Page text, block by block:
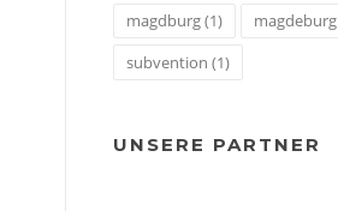
magdburg(1) magdeburg
subvention (1)
UNSERE PARTNER